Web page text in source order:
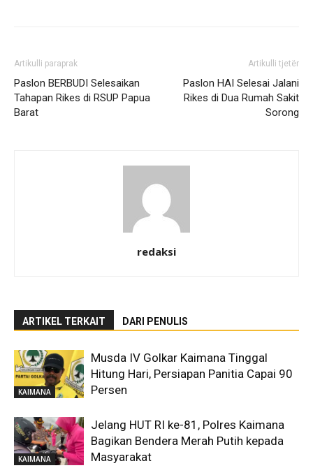
Artikulli paraprak
Paslon BERBUDI Selesaikan
Tahapan Rikes di RSUP Papua
Barat
Artikulli tjetër
Paslon HAI Selesai Jalani
Rikes di Dua Rumah Sakit
Sorong
redaksi
ARTIKEL TERKAIT DARI PENULIS
KAIMANA
Musda IV Golkar Kaimana Tinggal
Hitung Hari, Persiapan Panitia Capai 90
Persen
KAIMANA
Jelang HUT RI ke-81, Polres Kaimana
Bagikan Bendera Merah Putih kepada
Masyarakat